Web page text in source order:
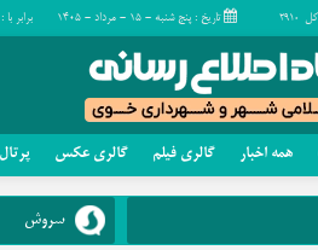
کل ۲۹۱۰ تاریخ : پنج شنبه - ۱۵ - مرداد - ۱۴۰۵ برابر با : Thursday - 6 - August - 2026
همه اخبار گالری فیلم گالری عکس
تماس با ما
سروش